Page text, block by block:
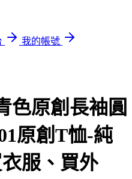
我的帳號
色原創長袖圓
原創T恤-純
服、買外